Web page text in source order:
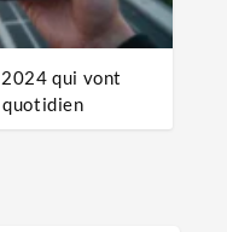
qui vont